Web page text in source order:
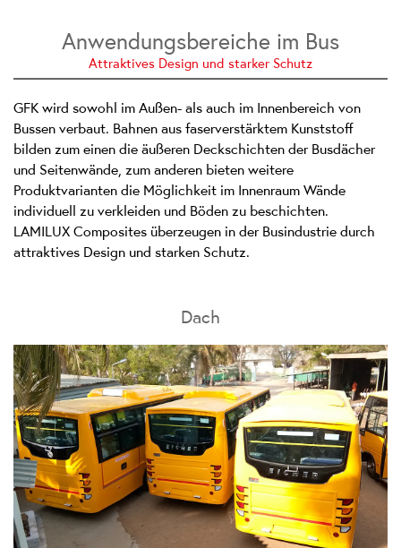
Anwendungsbereiche im Bus
Attraktives Design und starker Schutz
GFK wird sowohl im Außen- als auch im Innenbereich von
Bussen verbaut. Bahnen aus faserverstärktem Kunststoff
bilden zum einen die äußeren Deckschichten der Busdächer
und Seitenwände, zum anderen bieten weitere
Produktvarianten die Möglichkeit im Innenraum Wände
individuell zu verkleiden und Böden zu beschichten.
LAMILUX Composites überzeugen in der Busindustrie durch
attraktives Design und starken Schutz.
Dach